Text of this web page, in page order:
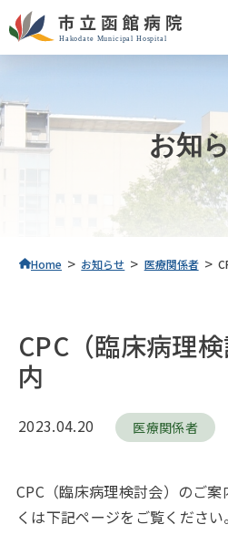
お知
Home > お知らせ > 医療関係者 >
CPC（臨床病理
内
2023.04.20 医療関係者
CPC（臨床病理検討会）のご
くは下記ページをご覧ください。